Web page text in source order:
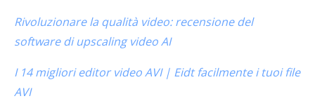
Rivoluzionare la qualità video: recensione del
software di upscaling video AI
I 14 migliori editor video AVI | Eidt facilmente i tuoi file
AVI